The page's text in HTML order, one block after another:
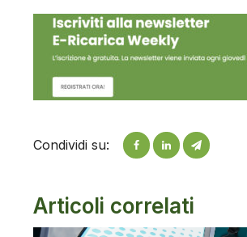
Condividi su:
Articoli correlati